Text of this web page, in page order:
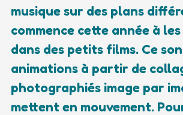
musique sur des plans
commence cette année à
dans des petits films. Ce
animations à partir de
photographiés image par
mettent en mouvement.